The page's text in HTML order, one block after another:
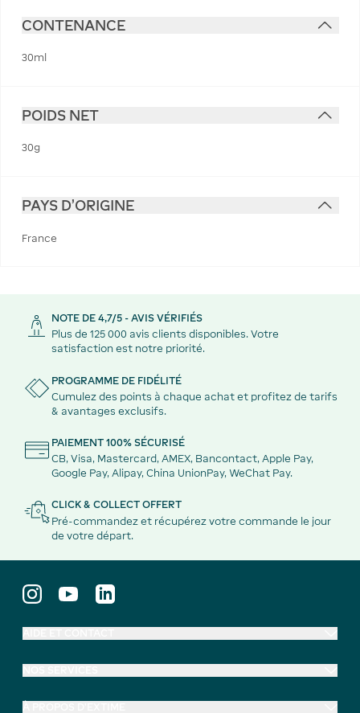
CONTENANCE
30ml
POIDS NET
30g
PAYS D'ORIGINE
France
NOTE DE 4,7/5 - AVIS VÉRIFIÉS
Plus de 125 000 avis clients disponibles. Votre
satisfaction est notre priorité.
PROGRAMME DE FIDÉLITÉ
Cumulez des points à chaque achat et profitez de tarifs
& avantages exclusifs.
PAIEMENT 100% SÉCURISÉ
CB, Visa, Mastercard, AMEX, Bancontact, Apple Pay,
Google Pay, Alipay, China UnionPay, WeChat Pay.
CLICK & COLLECT OFFERT
Pré-commandez et récupérez votre commande le jour
de votre départ.